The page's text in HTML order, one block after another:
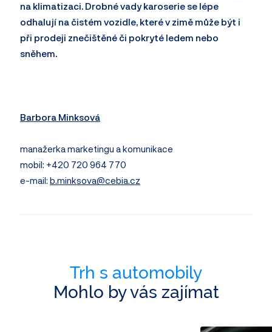
na klimatizaci. Drobné vady karoserie se lépe
odhalují na čistém vozidle, které v zimě může být i
při prodeji znečištěné či pokryté ledem nebo
sněhem.
Barbora Minksová
manažerka marketingu a komunikace
mobil: +420 720 964 770
e-mail: b.minksova@cebia.cz
Trh s automobily
Mohlo by vás zajímat